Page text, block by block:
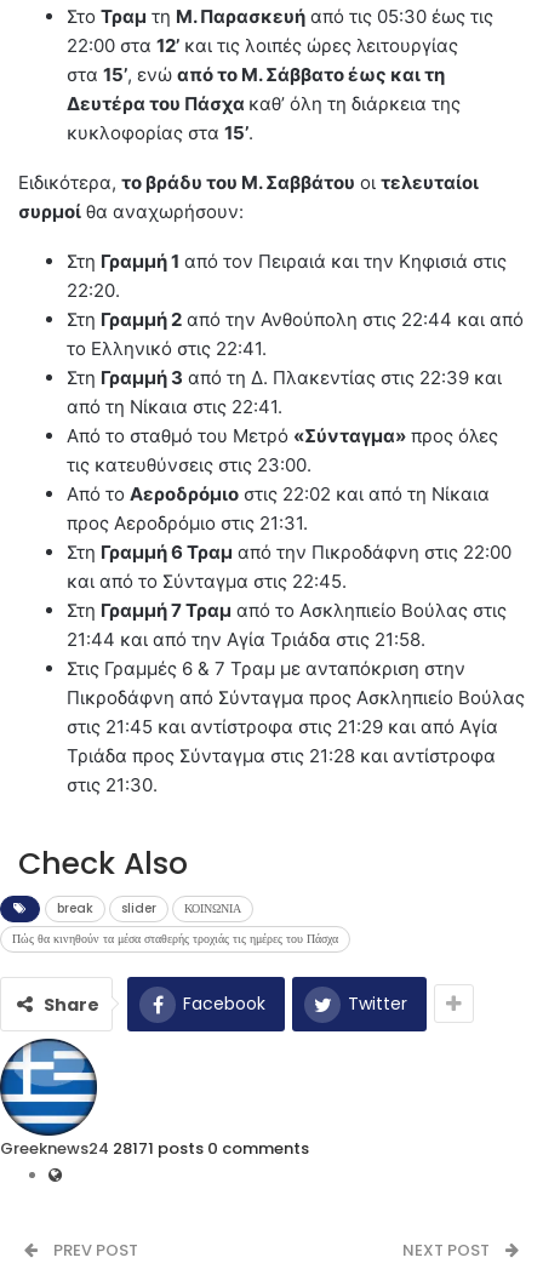
Στο Τραμ τη Μ. Παρασκευή από τις 05:30 έως τις
22:00 στα 12’ και τις λοιπές ώρες λειτουργίας
στα 15’, ενώ από το Μ. Σάββατο έως και τη
Δευτέρα του Πάσχα καθ’ όλη τη διάρκεια της
κυκλοφορίας στα 15’.
Ειδικότερα, το βράδυ του Μ. Σαββάτου οι τελευταίοι
συρμοί θα αναχωρήσουν:
Στη Γραμμή 1 από τον Πειραιά και την Κηφισιά στις
22:20.
Στη Γραμμή 2 από την Ανθούπολη στις 22:44 και από
το Ελληνικό στις 22:41.
Στη Γραμμή 3 από τη Δ. Πλακεντίας στις 22:39 και
από τη Νίκαια στις 22:41.
Από το σταθμό του Μετρό «Σύνταγμα» προς όλες
τις κατευθύνσεις στις 23:00.
Από το Αεροδρόμιο στις 22:02 και από τη Νίκαια
προς Αεροδρόμιο στις 21:31.
Στη Γραμμή 6 Τραμ από την Πικροδάφνη στις 22:00
και από το Σύνταγμα στις 22:45.
Στη Γραμμή 7 Τραμ από το Ασκληπιείο Βούλας στις
21:44 και από την Αγία Τριάδα στις 21:58.
Στις Γραμμές 6 & 7 Τραμ με ανταπόκριση στην
Πικροδάφνη από Σύνταγμα προς Ασκληπιείο Βούλας
στις 21:45 και αντίστροφα στις 21:29 και από Αγία
Τριάδα προς Σύνταγμα στις 21:28 και αντίστροφα
στις 21:30.
Check Also
break slider
ΚΟΙΝΩΝΙΑ
Πώς θα κινηθούν τα μέσα σταθερής τροχιάς τις ημέρες του Πάσχα
Share Facebook Twitter
Greeknews24 28171 posts 0 comments
PREV POST NEXT POST